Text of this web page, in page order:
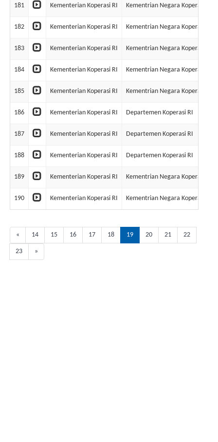
181 Kementerian Koperasi RI Kementrian Negara Koperasi &
182 Kementerian Koperasi RI Kementrian Negara Koperasi &
183 Kementerian Koperasi RI Kementrian Negara Koperasi &
184 Kementerian Koperasi RI Kementrian Negara Koperasi &
185 Kementerian Koperasi RI Kementrian Negara Koperasi &
186 Kementerian Koperasi RI Departemen Koperasi RI
187 Kementerian Koperasi RI Departemen Koperasi RI
188 Kementerian Koperasi RI Departemen Koperasi RI
189 Kementerian Koperasi RI Kementrian Negara Koperasi &
190 Kementerian Koperasi RI Kementrian Negara Koperasi &
« 14 15 16 17 18 19 20 21 22
23 »